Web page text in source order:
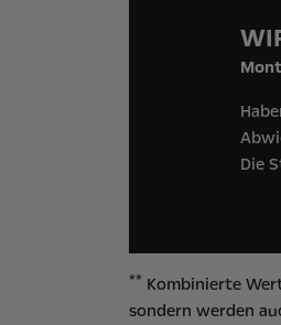
Die
** Kombinierte
sondern werden